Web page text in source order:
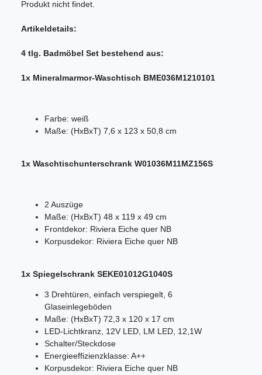
Produkt nicht findet.
Artikeldetails:
4 tlg. Badmöbel Set bestehend aus:
1x Mineralmarmor-Waschtisch BME036M1210101
Farbe: weiß
Maße: (HxBxT) 7,6 x 123 x 50,8 cm
1x Waschtischunterschrank W01036M11MZ156S
2 Auszüge
Maße: (HxBxT) 48 x 119 x 49 cm
Frontdekor: Riviera Eiche quer NB
Korpusdekor: Riviera Eiche quer NB
1x Spiegelschrank SEKE01012G1040S
3 Drehtüren, einfach verspiegelt, 6
Glaseinlegeböden
Maße: (HxBxT) 72,3 x 120 x 17 cm
LED-Lichtkranz, 12V LED, LM LED, 12,1W
Schalter/Steckdose
Energieeffizienzklasse: A++
Korpusdekor: Riviera Eiche quer NB